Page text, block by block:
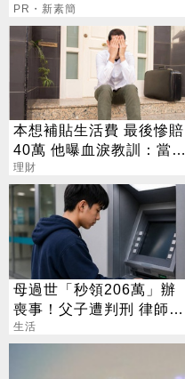
PR・新素簡
本想補貼生活費 最後慘賠
40萬 他曝血淚教訓：當沖
是毒藥
理財
母過世「秒領206萬」辦
喪事！父子遭判刑 律師：
搶錢先下手是罪
生活